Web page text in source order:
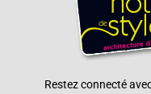
Restez connecté